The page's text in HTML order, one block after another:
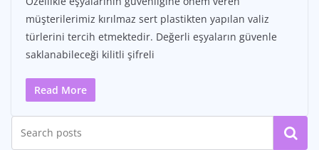
müşterilerimiz kırılmaz sert plastikten yapılan valiz
türlerini tercih etmektedir. Değerli eşyaların güvenle
saklanabileceği kilitli şifreli
Read More
Ara